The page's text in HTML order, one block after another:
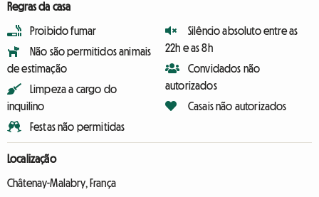
Regras da casa
Proibido fumar
Não são permitidos animais
de estimação
Limpeza a cargo do
inquilino
Festas não permitidas
Silêncio absoluto entre as
22h e as 8h
Convidados não
autorizados
Casais não autorizados
Localização
Châtenay-Malabry, França